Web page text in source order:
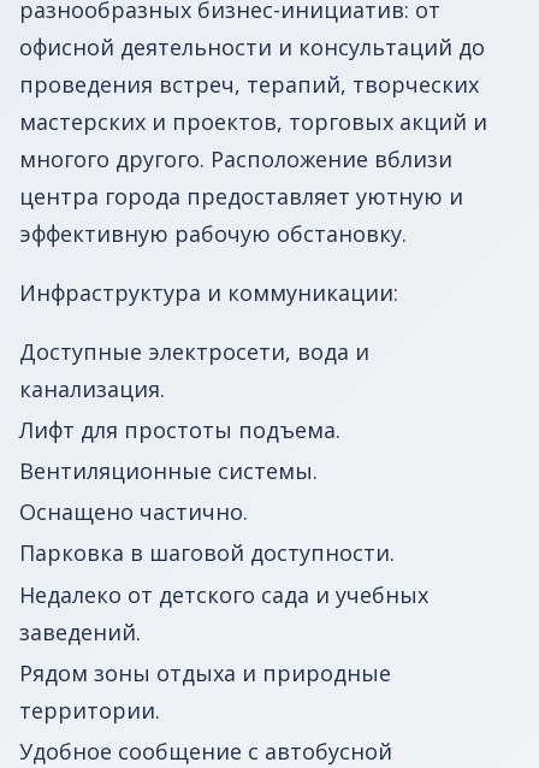
разнообразных бизнес-инициатив: от
офисной деятельности и консультаций до
проведения встреч, терапий, творческих
мастерских и проектов, торговых акций и
многого другого. Расположение вблизи
центра города предоставляет уютную и
эффективную рабочую обстановку.
Инфраструктура и коммуникации:
Доступные электросети, вода и
канализация.
Лифт для простоты подъема.
Вентиляционные системы.
Оснащено частично.
Парковка в шаговой доступности.
Недалеко от детского сада и учебных
заведений.
Рядом зоны отдыха и природные
территории.
Удобное сообщение с автобусной